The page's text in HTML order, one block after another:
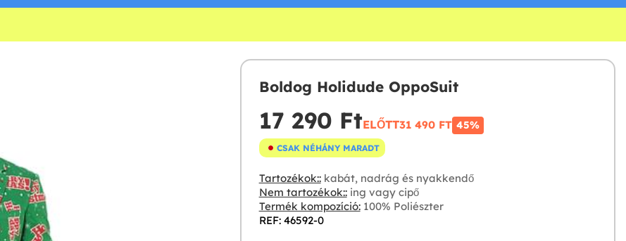
Boldog Holidude OppoSuit
17 290 Ft‎ELŐTT31 490 FT‎ 45%
CSAK NÉHÁNY MARADT
Tartozékok::kabát, nadrág és nyakkendő
Nem tartozékok::ing vagy cipő
Termék kompozíció:100% Poliészter
REF: 46592-0